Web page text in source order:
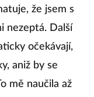
že jsem s
nezeptá. Další
očekávají,
aniž by se
mě naučila až